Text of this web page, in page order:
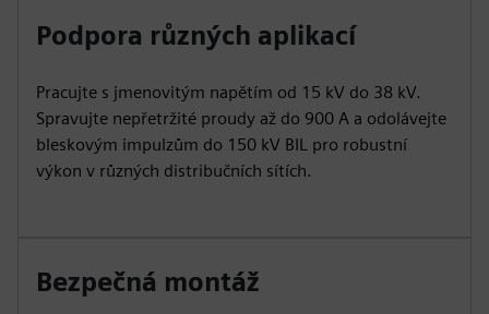
Podpora různých aplikací
Pracujte s jmenovitým napětím od 15 kV do 38 kV.
Spravujte nepřetržité proudy až do 900 A a odolávejte
bleskovým impulzům do 150 kV BIL pro robustní
výkon v různých distribučních sítích.
Bezpečná montáž